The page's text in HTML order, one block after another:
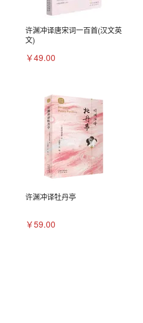
许渊冲译唐宋词一百首(汉文英
文)
￥49.00
许渊冲译牡丹亭
￥59.00